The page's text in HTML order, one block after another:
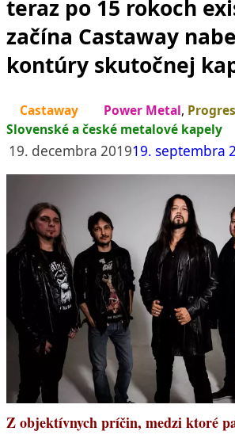
teraz po 15 rokoch
začína Castaway
kontúry skutočnej
Castaway Power Metal,
Slovenské a české metalové kapely
19. decembra 201919. septembra
Z objektívnych príčin, medzi ktoré